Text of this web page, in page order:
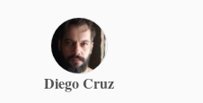
Diego Cruz